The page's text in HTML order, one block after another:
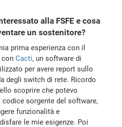
alla FSFE e cosa
un sostenitore?
prima esperienza con il
conCacti, un software di
per avere report sullo
degli switch di rete. Ricordo
scoprire che potevo
sorgente del software,
funzionalità e
le mie esigenze. Poi